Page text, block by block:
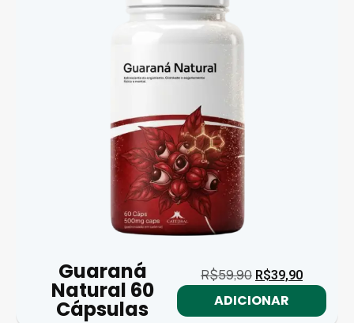
Guaraná
Natural 60
Cápsulas ADICIONAR
R$59,90 R$39,90